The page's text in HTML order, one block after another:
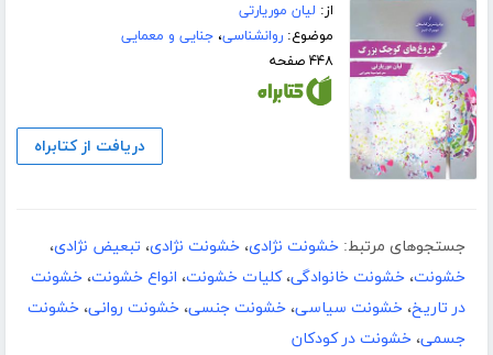
از: لیان موریارتی
موضوع:روانشناسی،جنایی و معمایی
۴۴۸ صفحه
دریافت از کتابراه
جستجوهای مرتبط: خشونت نژادی، خشونت نژادی، تبعیض نژادی،
خشونت، خشونت خانوادگی،کلیات خشونت، انواع خشونت، خشونت
در تاریخ، خشونت سیاسی، خشونت جنسی، خشونت روانی، خشونت
جسمی، خشونت در کودکان